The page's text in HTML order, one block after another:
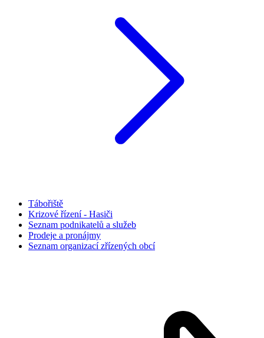
Tábořiště
Krizové řízení - Hasiči
Seznam podnikatelů a služeb
Prodeje a pronájmy
Seznam organizací zřízených obcí